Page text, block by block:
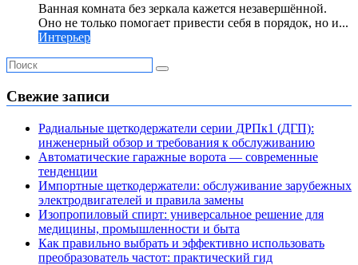
Ванная комната без зеркала кажется незавершённой.
Оно не только помогает привести себя в порядок, но и...
Интерьер
Свежие записи
Радиальные щеткодержатели серии ДРПк1 (ДГП):
инженерный обзор и требования к обслуживанию
Автоматические гаражные ворота — современные
тенденции
Импортные щеткодержатели: обслуживание зарубежных
электродвигателей и правила замены
Изопропиловый спирт: универсальное решение для
медицины, промышленности и быта
Как правильно выбрать и эффективно использовать
преобразователь частот: практический гид